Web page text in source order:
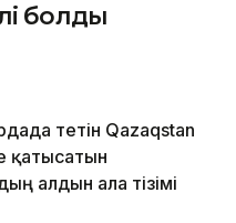
болды
өтетін Qazaqstan
қатысатын
алдын ала тізімі